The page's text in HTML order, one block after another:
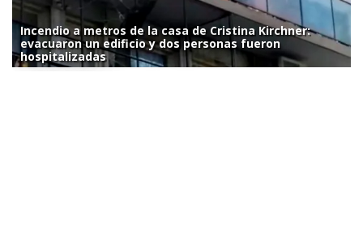
Incendio a metros de la casa de Cristina Kirchner:
evacuaron un edificio y dos personas fueron
hospitalizadas